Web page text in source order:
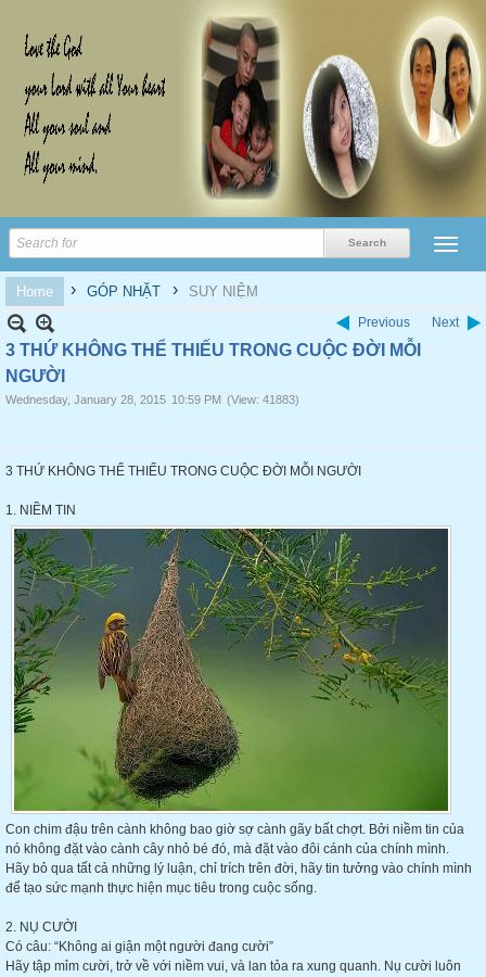
Home › GÓP NHẶT › SUY NIỆM
Previous Next
3 THỨ KHÔNG THỂ THIẾU TRONG CUỘC ĐỜI MỖI
NGƯỜI
Wednesday, January 28, 2015 10:59 PM (View: 41883)
3 THỨ KHÔNG THỂ THIẾU TRONG CUỘC ĐỜI MỖI NGƯỜI
1. NIỀM TIN
Con chim đậu trên cành không bao giờ sợ cành gãy bất chợt. Bởi niềm tin của
nó không đặt vào cành cây nhỏ bé đó, mà đặt vào đôi cánh của chính mình.
Hãy bỏ qua tất cả những lý luận, chỉ trích trên đời, hãy tin tưởng vào chính mình
để tạo sức mạnh thực hiện mục tiêu trong cuộc sống.
2. NỤ CƯỜI
Có câu: “Không ai giận một người đang cười”
Hãy tập mỉm cười, trở về với niềm vui, và lan tỏa ra xung quanh. Nụ cười luôn